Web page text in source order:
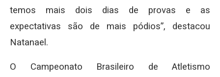
temos mais dois dias de provas e as
expectativas são de mais pódios”, destacou
Natanael.
O Campeonato Brasileiro de Atletismo